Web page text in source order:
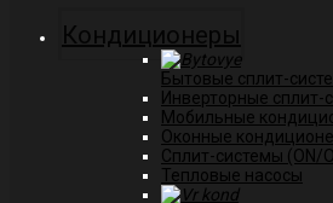
Кондиционеры
Бытовые сплит-
Инверторные сплит-
Мобильные
Оконные
Сплит-системы (ON/
Тепловые насосы